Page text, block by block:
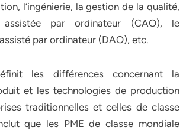
l’ingénierie, la gestion de la qualité,
par ordinateur (CAO), le
par ordinateur (DAO), etc.
les différences concernant la
et les technologies de production
traditionnelles et celles de classe
que les PME de classe mondiale